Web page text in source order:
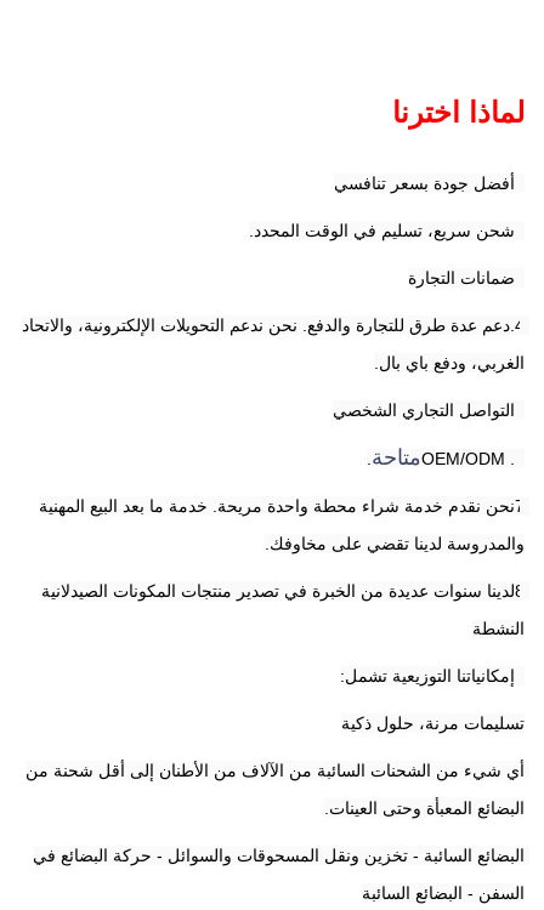
لماذا اخترنا
4.دعم عدة طرق للتجارة والدفع. نحن ندعم التحويلات الإلكترونية، والاتحاد
الغربي، ودفع باي بال.
متاحة.
7نحن نقدم خدمة شراء محطة واحدة مريحة. خدمة ما بعد البيع المهنية
والمدروسة لدينا تقضي على مخاوفك.
8لدينا سنوات عديدة من الخبرة في تصدير منتجات المكونات الصيدلانية
النشطة
تسليمات مرنة، حلول ذكية
أي شيء من الشحنات السائبة من الآلاف من الأطنان إلى أقل شحنة من
البضائع المعبأة وحتى العينات.
السفن - البضائع السائبة